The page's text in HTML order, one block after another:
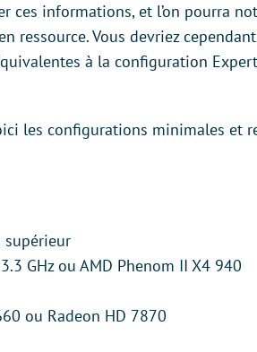
ces informations, et l’on pourra
ressource. Vous devriez
à la configuration
les configurations minimales et
GHz ou AMD Phenom II X4 940
ou Radeon HD 7870